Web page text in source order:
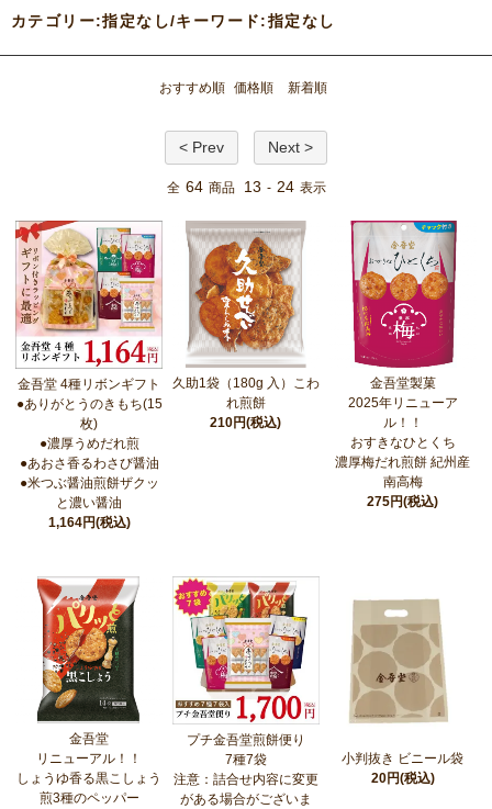
カテゴリー:指定なし/キーワード:指定なし
おすすめ順 価格順 新着順
< Prev Next >
全 64 商品 13 - 24 表示
金吾堂 4種リボンギフト
●ありがとうのきもち(15
枚)
●濃厚うめだれ煎
●あおさ香るわさび醤油
●米つぶ醤油煎餅ザクッ
と濃い醤油
1,164円(税込)
久助1袋（180g 入）こわ
れ煎餅
210円(税込)
金吾堂製菓
2025年リニューア
ル！！
おすきなひとくち
濃厚梅だれ煎餅 紀州産
南高梅
275円(税込)
金吾堂
リニューアル！！
しょうゆ香る黒こしょう
煎3種のペッパー
プチ金吾堂煎餅便り
7種7袋
注意：詰合せ内容に変更
がある場合がございま
小判抜き ビニール袋
20円(税込)